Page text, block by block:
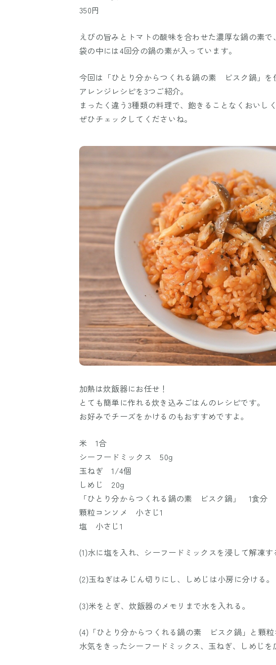
350円
えびの旨みとトマトの酸味を合わせた濃厚な鍋の素で、
袋の中には4回分の鍋の素が入っています。
今回は「ひとり分からつくれる鍋の素 ビスク鍋」を
アレンジレシピを3つご紹介。
まったく違う3種類の料理で、飽きることなくおいし
ぜひチェックしてくださいね。
加熱は炊飯器にお任せ！
とても簡単に作れる炊き込みごはんのレシピです。
お好みでチーズをかけるのもおすすめですよ。
米 1合
シーフードミックス 50g
玉ねぎ 1/4個
しめじ 20g
「ひとり分からつくれる鍋の素 ビスク鍋」 1食分
顆粒コンソメ 小さじ1
塩 小さじ1
(1)水に塩を入れ、シーフードミックスを浸して解凍す
(2)玉ねぎはみじん切りにし、しめじは小房に分ける。
(3)米をとぎ、炊飯器のメモリまで水を入れる。
(4)「ひとり分からつくれる鍋の素 ビスク鍋」と顆粒
水気をきったシーフードミックス、玉ねぎ、しめじを